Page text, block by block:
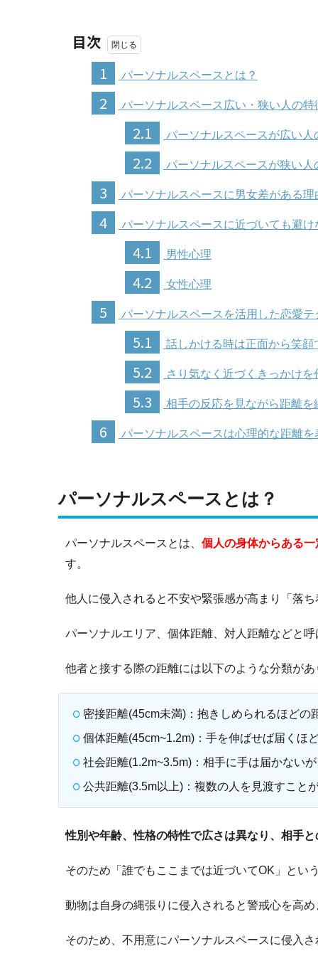
目次
1
パーソナルスペースとは？
2 パーソナルスペース広い・狭い人の特
2.1 パーソナルスペースが広い人
2.2 パーソナルスペースが狭い人
3 パーソナルスペースに男女差がある理
4 パーソナルスペースに近づいても避
4.1 男性心理
4.2 女性心理
5 パーソナルスペースを活用した恋愛テ
5.1 話しかける時は正面から笑顔
5.2 さり気なく近づくきっかけを
5.3 相手の反応を見ながら距離を
6 パーソナルスペースは心理的な距離
パーソナルスペースとは？
パーソナルスペースとは、 個人の身体からある
す。
他人に侵入されると不安や緊張感が高まり「落
パーソナルエリア、個体距離、対人距離などと
他者と接する際の距離には以下のような分類が
密接距離(45cm未満)：抱きしめられるほど
個体距離(45cm~1.2m)：手を伸ばせば届くほ
社会距離(1.2m~3.5m)：相手に手は届かない
公共距離(3.5m以上)：複数の人を見渡すこと
性別や年齢、性格の特性で広さは異なり、相手
そのため「誰でもここまでは近づいてOK」とい
動物は自身の縄張りに侵入されると警戒心を高
そのため、不用意にパーソナルスペースに侵入